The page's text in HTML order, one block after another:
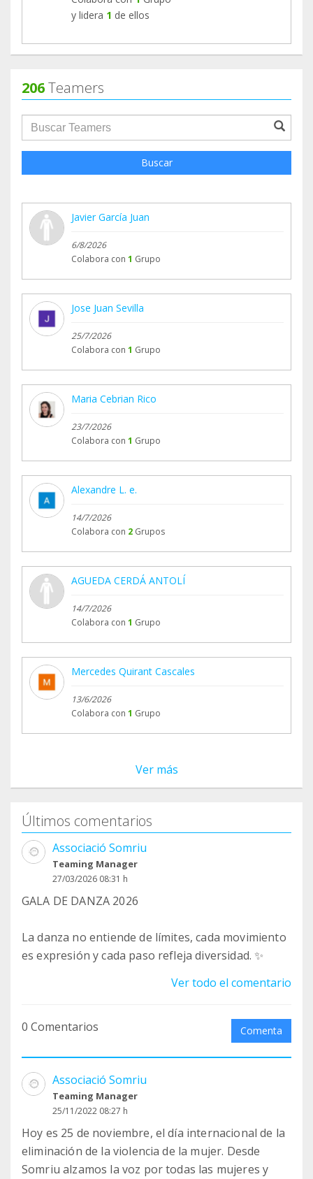
y lidera 1 de ellos
206Teamers
groupProfile.searchForm.search.text???
Buscar
Javier García Juan
6/8/2026
Colabora con 1 Grupo
Jose Juan Sevilla
25/7/2026
Colabora con 1 Grupo
Maria Cebrian Rico
23/7/2026
Colabora con 1 Grupo
Alexandre L. e.
14/7/2026
Colabora con 2 Grupos
AGUEDA CERDÁ ANTOLÍ
14/7/2026
Colabora con 1 Grupo
Mercedes Quirant Cascales
13/6/2026
Colabora con 1 Grupo
Ver más
Últimos comentarios
Associació Somriu
Teaming Manager
27/03/2026 08:31 h
GALA DE DANZA 2026
La danza no entiende de límites, cada movimiento
es expresión y cada paso refleja diversidad. ✨
Ver todo el comentario
0 Comentarios Comenta
Associació Somriu
Teaming Manager
25/11/2022 08:27 h
Hoy es 25 de noviembre, el día internacional de la
eliminación de la violencia de la mujer. Desde
Somriu alzamos la voz por todas las mujeres y